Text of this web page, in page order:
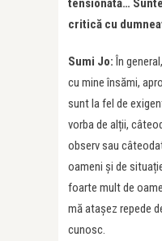
tensionată…
critică cu
Sumi Jo:În
cu mine însămi,
sunt la fel de
vorba de alții,
observ sau
oameni și de
foarte mult de
mă atașez repede
cunosc.